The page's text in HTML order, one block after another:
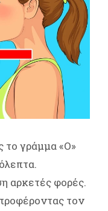
το γράμμα «Ο»
αρκετές φορές.
τον